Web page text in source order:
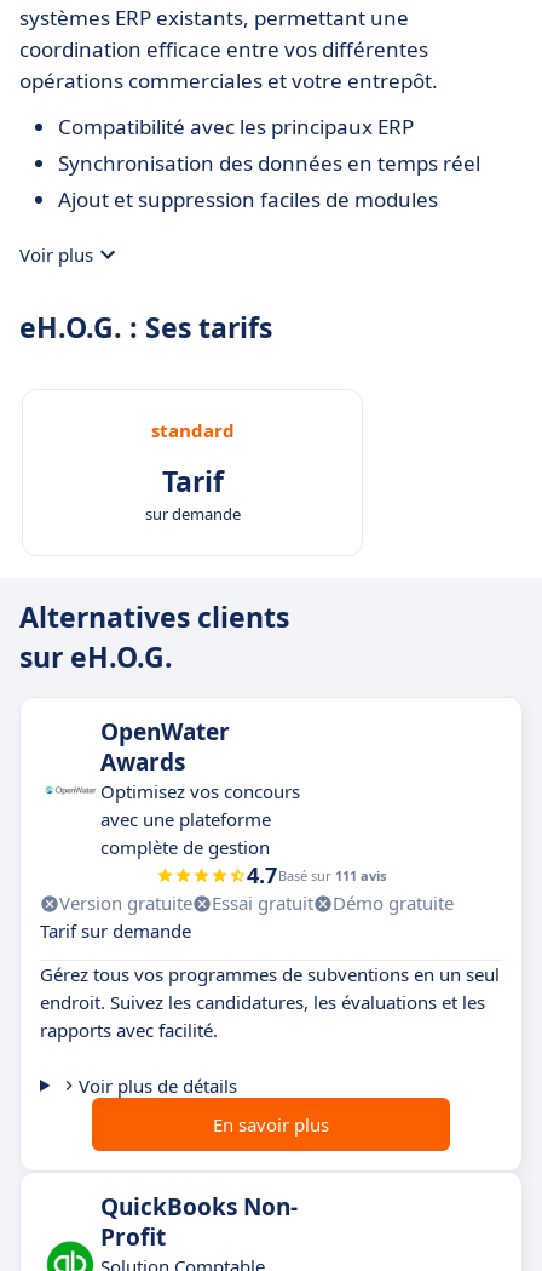
systèmes ERP existants, permettant une
coordination efficace entre vos différentes
opérations commerciales et votre entrepôt.
Compatibilité avec les principaux ERP
Synchronisation des données en temps réel
Ajout et suppression faciles de modules
Voir plus
eH.O.G. : Ses tarifs
standard
Tarif
sur demande
Alternatives clients
sur eH.O.G.
OpenWater
Awards
Optimisez vos concours
avec une plateforme
complète de gestion
4.7Basé sur 111 avis
Version gratuite Essai gratuit
Démo gratuite
Tarif sur demande
Gérez tous vos programmes de subventions en un seul
endroit. Suivez les candidatures, les évaluations et les
rapports avec facilité.
Voir plus de détails
En savoir plus
QuickBooks Non-
Profit
Solution Comptable